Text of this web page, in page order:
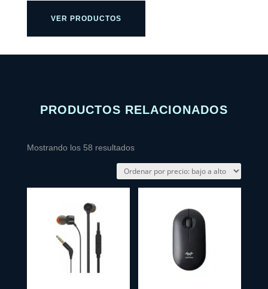
VER PRODUCTOS
PRODUCTOS RELACIONADOS
Mostrando los 58 resultadosOrdenado
precio:
bajo